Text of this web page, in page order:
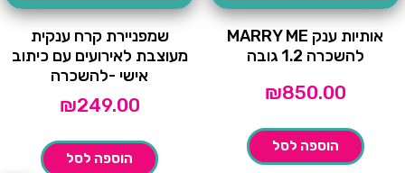
אותיות ענק MARRY ME
להשכרה 1.2 גובה
₪850.00
הוספה לסל
שמפניירת קרח ענקית
מעוצבת לאירועים עם כיתוב
אישי -להשכרה
₪249.00
הוספה לסל